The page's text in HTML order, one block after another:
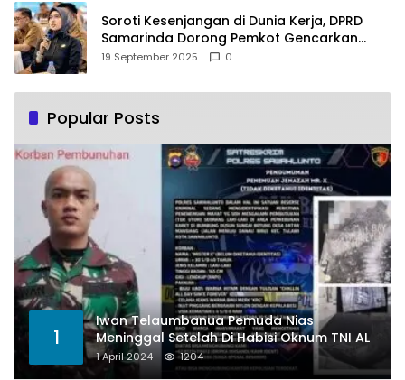
Soroti Kesenjangan di Dunia Kerja, DPRD
Samarinda Dorong Pemkot Gencarkan
Pemberdayaan Perempuan
19 September 2025 0
Popular Posts
1
Iwan Telaumbanua Pemuda Nias
Meninggal Setelah Di Habisi Oknum TNI AL
1 April 2024 1204